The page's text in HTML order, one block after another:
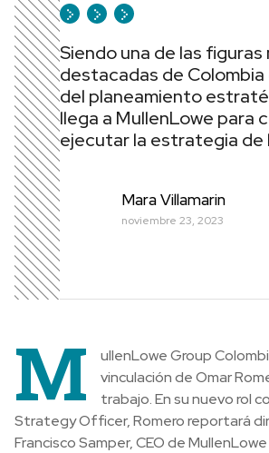
Siendo una de las figuras
destacadas de Colombia
del planeamiento
llega a MullenLowe para
ejecutar la estrategia de
Mara Villamarin
noviembre 23, 2023
M
ullenLowe Group
vinculación de Omar
trabajo. En su nuevo rol
Strategy Officer, Romero reportará
Francisco Samper, CEO de